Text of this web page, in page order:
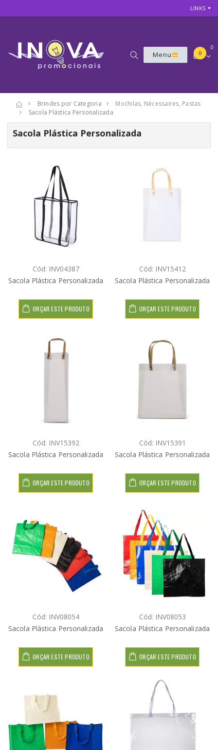
LINKS
Menu
0
0
Brindes por Categoria
Mochilas, Nécessaires, Pastas
Sacola Plástica Personalizada
Sacola Plástica Personalizada
Cód: INV04387
Sacola Plástica Personalizada
ORÇAR ESTE PRODUTO
Cód: INV15412
Sacola Plástica Personalizada
ORÇAR ESTE PRODUTO
Cód: INV15392
Sacola Plástica Personalizada
ORÇAR ESTE PRODUTO
Cód: INV15391
Sacola Plástica Personalizada
ORÇAR ESTE PRODUTO
Cód: INV08054
Sacola Plástica Personalizada
ORÇAR ESTE PRODUTO
Cód: INV08053
Sacola Plástica Personalizada
ORÇAR ESTE PRODUTO